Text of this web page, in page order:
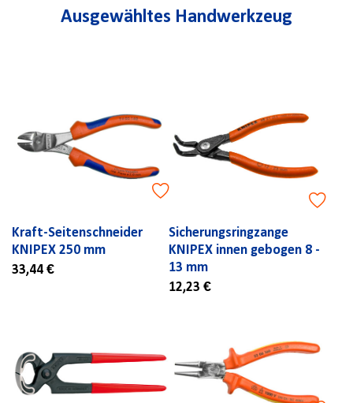
Ausgewähltes Handwerkzeug
Kraft-Seitenschneider
KNIPEX 250 mm
33,44 €
Sicherungsringzange
KNIPEX innen gebogen 8 -
13 mm
12,23 €